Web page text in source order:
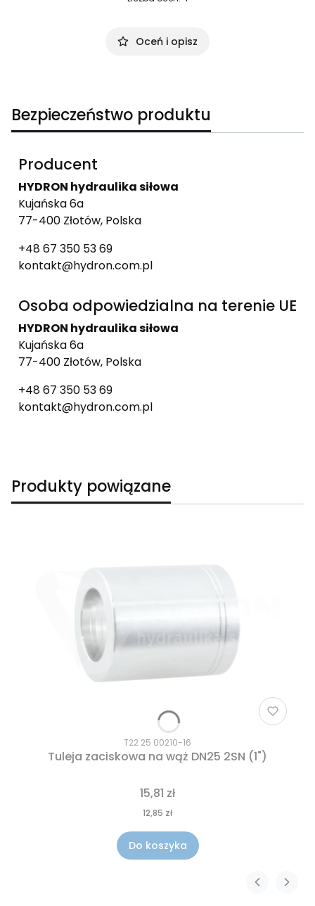
Oceń i opisz
Bezpieczeństwo produktu
Producent
HYDRON hydraulika siłowa
Kujańska 6a
77-400 Złotów, Polska
+48 67 350 53 69
kontakt@hydron.com.pl
Osoba odpowiedzialna na terenie UE
HYDRON hydraulika siłowa
Kujańska 6a
77-400 Złotów, Polska
+48 67 350 53 69
kontakt@hydron.com.pl
Produkty powiązane
T22 25 00210-16
Tuleja zaciskowa na wąż DN25 2SN (1")
15,81 zł
12,85 zł
Do koszyka